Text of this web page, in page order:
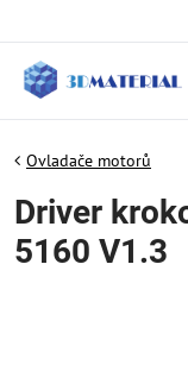
Ovladače motorů
Driver
5160 V1.3